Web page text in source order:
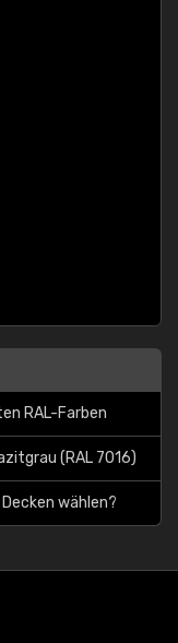
RAL-Farben
(RAL 7016)
wählen?